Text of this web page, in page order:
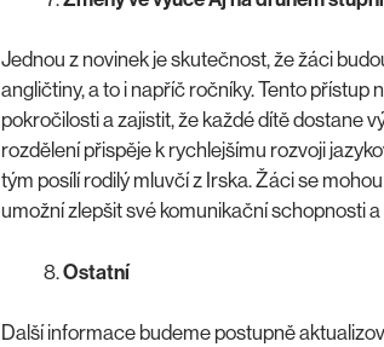
Jednou z novinek je skutečnost, že žáci
angličtiny, a to i napříč ročníky. Tento
pokročilosti a zajistit, že každé dítě dostane
rozdělení přispěje k rychlejšímu rozvoji
tým posílí rodilý mluvčí z Irska. Žáci se
umožní zlepšit své komunikační schopnosti
Ostatní
Další informace budeme postupně